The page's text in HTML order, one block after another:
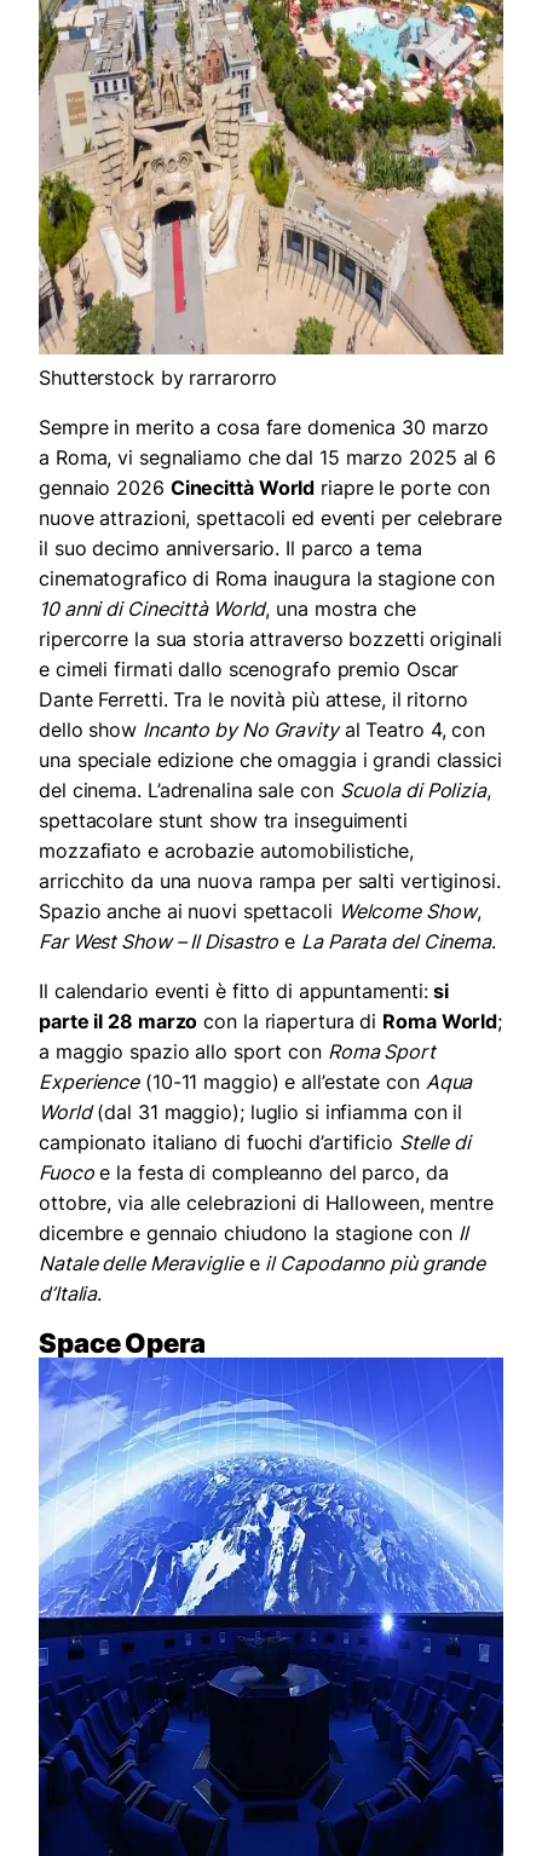
Shutterstock by rarrarorro
Sempre in merito a cosa fare domenica 30 marzo
a Roma, vi segnaliamo che dal 15 marzo 2025 al 6
gennaio 2026 Cinecittà World riapre le porte con
nuove attrazioni, spettacoli ed eventi per celebrare
il suo decimo anniversario. Il parco a tema
cinematografico di Roma inaugura la stagione con
10 anni di Cinecittà World, una mostra che
ripercorre la sua storia attraverso bozzetti originali
e cimeli firmati dallo scenografo premio Oscar
Dante Ferretti. Tra le novità più attese, il ritorno
dello show Incanto by No Gravityal Teatro 4, con
una speciale edizione che omaggia i grandi classici
del cinema. L’adrenalina sale con Scuola di Polizia,
spettacolare stunt show tra inseguimenti
mozzafiato e acrobazie automobilistiche,
arricchito da una nuova rampa per salti vertiginosi.
Spazio anche ai nuovi spettacoli Welcome Show,
Far West Show – Il Disastro e La Parata del Cinema.
Il calendario eventi è fitto di appuntamenti:si
parte il 28 marzo con la riapertura di Roma World;
a maggio spazio allo sport con Roma Sport
Experience(10-11 maggio) e all’estate con Aqua
World(dal 31 maggio); luglio si infiamma con il
campionato italiano di fuochi d’artificio Stelle di
Fuocoe la festa di compleanno del parco, da
ottobre, via alle celebrazioni di Halloween, mentre
dicembre e gennaio chiudono la stagione con Il
Natale delle Meravigliee il Capodanno più grande
d’Italia.
Space Opera